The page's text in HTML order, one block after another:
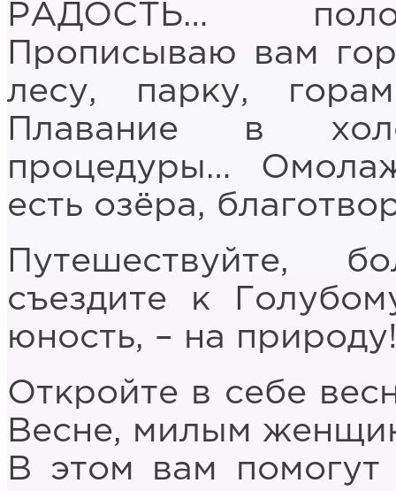
РАДОСТЬ…
Прописываю вам
лесу, парку,
Плавание в
процедуры…
есть озёра,
Путешествуйте,
съездите к
юность, – на
Откройте в себе
Весне, милым
В этом вам помогут